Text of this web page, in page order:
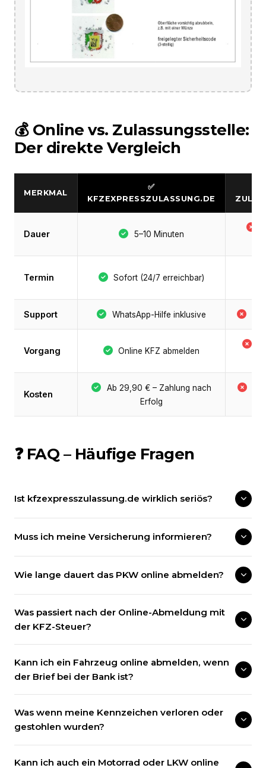
💰 Online vs. Zulassungsstelle:
Der direkte Vergleich
MERKMAL
✅
KFZEXPRESSZULASSUNG.DE
Dauer 5–10 Minuten
Termin Sofort (24/7 erreichbar)
Support WhatsApp-Hilfe inklusive
Vorgang Online KFZ abmelden
Kosten
Ab 29,90 € – Zahlung nach
Erfolg
❓ FAQ – Häufige Fragen
Ist kfzexpresszulassung.de wirklich seriös?
Muss ich meine Versicherung informieren?
Wie lange dauert das PKW online abmelden?
Was passiert nach der Online-Abmeldung mit
der KFZ-Steuer?
Kann ich ein Fahrzeug online abmelden, wenn
der Brief bei der Bank ist?
Was wenn meine Kennzeichen verloren oder
gestohlen wurden?
Kann ich auch ein Motorrad oder LKW online